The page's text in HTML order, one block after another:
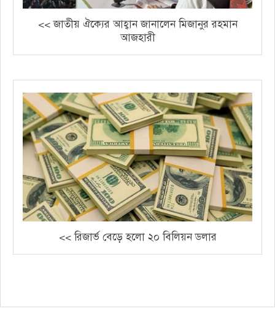
<< জাতীয় ঐক্যের আহ্বান জানালেন মিজানুর রহমান
আজহারী
<< রিজার্ভ বেড়ে হলো ২০ বিলিয়ন ডলার